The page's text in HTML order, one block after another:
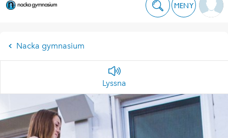
MENY
Nacka gymnasium
Lyssna